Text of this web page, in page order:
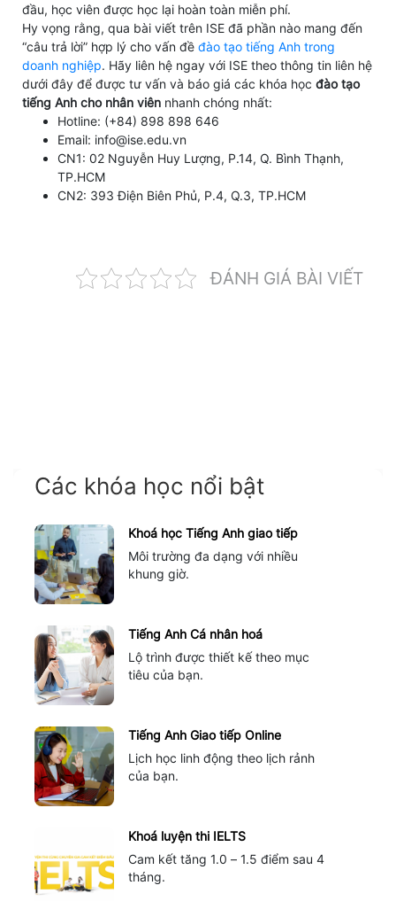
đầu, học viên được học lại hoàn toàn miễn phí.
Hy vọng rằng, qua bài viết trên ISE đã phần nào mang đến
“câu trả lời” hợp lý cho vấn đề đào tạo tiếng Anh trong
doanh nghiệp. Hãy liên hệ ngay với ISE theo thông tin liên hệ
dưới đây để được tư vấn và báo giá các khóa học đào tạo
tiếng Anh cho nhân viên nhanh chóng nhất:
Hotline: (+84) 898 898 646
Email: info@ise.edu.vn
CN1: 02 Nguyễn Huy Lượng, P.14, Q. Bình Thạnh,
TP.HCM
CN2: 393 Điện Biên Phủ, P.4, Q.3, TP.HCM
ĐÁNH GIÁ BÀI VIẾT
Các khóa học nổi bật
Khoá học Tiếng Anh giao tiếp
Môi trường đa dạng với nhiều
khung giờ.
Tiếng Anh Cá nhân hoá
Lộ trình được thiết kế theo mục
tiêu của bạn.
Tiếng Anh Giao tiếp Online
Lịch học linh động theo lịch rảnh
của bạn.
Khoá luyện thi IELTS
Cam kết tăng 1.0 – 1.5 điểm sau 4
tháng.